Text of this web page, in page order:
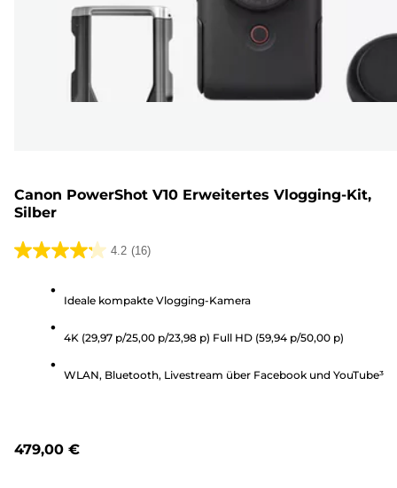
Canon PowerShot V10 Erweitertes Vlogging-Kit,
Silber
4.2 (16)
4.2
Sternen.
Bewertungen
Ideale kompakte Vlogging-Kamera
4K (29,97 p/25,00 p/23,98 p) Full HD (59,94 p/50,00 p)
WLAN, Bluetooth, Livestream über Facebook und YouTube³
479,00 €